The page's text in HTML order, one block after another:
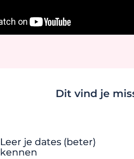
Dit vind je
Leer je dates (beter)
kennen